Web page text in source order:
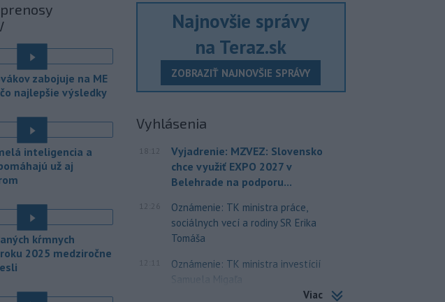
svoju podporu
(FIFA) Giannimu
je pod paľbou kritiky
pláne.
do polnoci treba
s búrkami.
ústav
výstrahy prvého stupňa.
Snina a Sobrance.
zložkami zasahuje na
v Diakovciach.
prístavoch v
a Štúrove v
osobných
zabojuje na ME
najlepšie výsledky
inteligencia a
už aj
kŕmnych
2025 medziročne
Najnovšie správy
na Teraz.sk
ZOBRAZIŤ NAJNOVŠIE SPRÁVY
Vyhlásenia
18:12
Vyjadrenie: MZVEZ: Slovensko
chce využiť EXPO 2027 v
Belehrade na podporu...
12:26
Oznámenie: TK ministra práce,
sociálnych vecí a rodiny SR Erika
Tomáša
Oznámenie: TK ministra investícií
Samuela Migaľa
Viac